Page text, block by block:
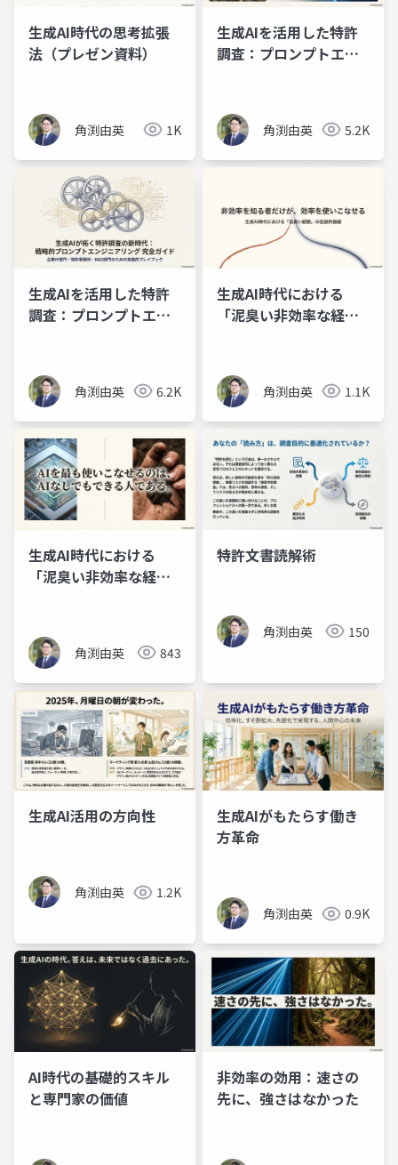
生成AI時代の思考拡張
法（プレゼン資料）
角渕由英 1K
生成AIを活用した特許
調査：プロンプトエン
角渕由英 5.2K
生成AIを活用した特許
調査：プロンプトエン
角渕由英 6.2K
生成AI時代における
「泥臭い非効率な経
角渕由英 1.1K
生成AI時代における
「泥臭い非効率な経
角渕由英 843
特許文書読解術
角渕由英 150
生成AI活用の方向性
角渕由英 1.2K
生成AIがもたらす働き
方革命
角渕由英 0.9K
AI時代の基礎的スキル
と専門家の価値
非効率の効用：速さの
先に、強さはなかった